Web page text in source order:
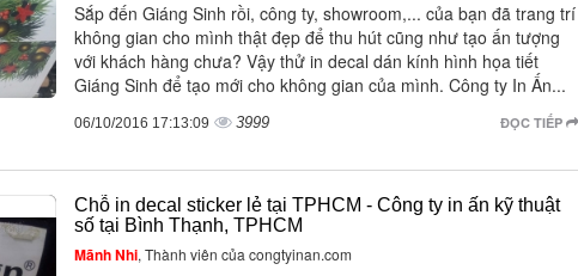
Sắp đến Giáng Sinh rồi, công ty, showroom,... của bạn đã trang trí
không gian cho mình thật đẹp để thu hút cũng như tạo ấn tượng
với khách hàng chưa? Vậy thử in decal dán kính hình họa tiết
Giáng Sinh để tạo mới cho không gian của mình. Công ty In Ấn...
ĐỌC TIẾP
06/10/2016 17:13:09 3999
Chỗ in decal sticker lẻ tại TPHCM - Công ty in ấn kỹ thuật
số tại Bình Thạnh, TPHCM
Mãnh Nhi, Thành viên của congtyinan.com